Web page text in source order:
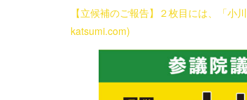
【立候補のご報告】２枚目には、「
katsumi.com)